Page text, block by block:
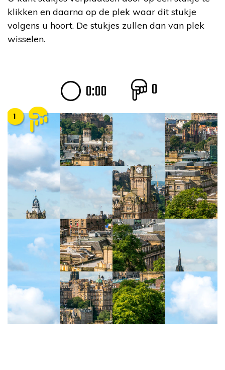
klikken en daarna op de plek waar dit stukje
volgens u hoort. De stukjes zullen dan van plek
wisselen.